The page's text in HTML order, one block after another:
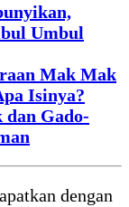
Umbul
Mak Mak
Isinya?
dan Gado-
dengan